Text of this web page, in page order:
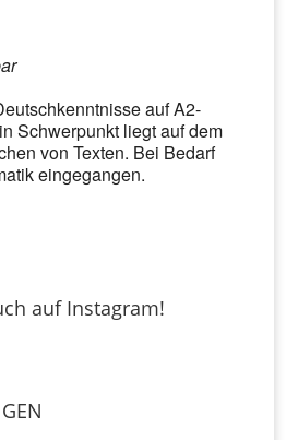
auf A2-
Schwerpunkt liegt auf dem
von Texten. Bei Bedarf
eingegangen.
auf Instagram!